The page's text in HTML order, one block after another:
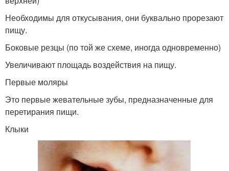
Необходимы для откусывания, они буквально прорезают
пищу.
Боковые резцы (по той же схеме, иногда одновременно)
Увеличивают площадь воздействия на пищу.
Первые моляры
Это первые жевательные зубы, предназначенные для
перетирания пищи.
Клыки